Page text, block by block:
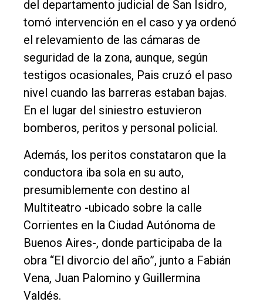
del departamento judicial de San Isidro,
tomó intervención en el caso y ya ordenó
el relevamiento de las cámaras de
seguridad de la zona, aunque, según
testigos ocasionales, Pais cruzó el paso
nivel cuando las barreras estaban bajas.
En el lugar del siniestro estuvieron
bomberos, peritos y personal policial.
Además, los peritos constataron que la
conductora iba sola en su auto,
presumiblemente con destino al
Multiteatro -ubicado sobre la calle
Corrientes en la Ciudad Autónoma de
Buenos Aires-, donde participaba de la
obra “El divorcio del año”, junto a Fabián
Vena, Juan Palomino y Guillermina
Valdés.